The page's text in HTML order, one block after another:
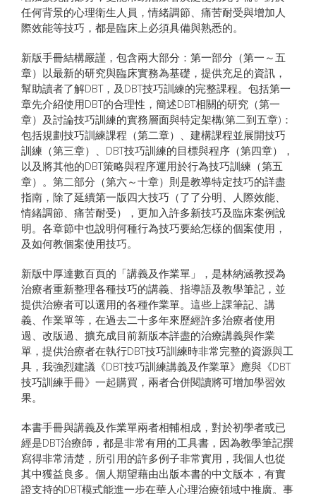
任何背景的心理衛生人員，情緒調節、痛苦耐受與增加人
際效能等技巧，都是臨床上必須具備與熟悉的。
新版手冊結構嚴謹，包含兩大部分：第一部分（第一～五
章）以最新的研究與臨床實務為基礎，提供充足的資訊，
幫助讀者了解DBT，及DBT技巧訓練的完整課程。包括第一
章先介紹使用DBT的合理性，簡述DBT相關的研究（第一
章）及討論技巧訓練的實務層面與特定架構(第二到五章)：
包括規劃技巧訓練課程（第二章）、建構課程並展開技巧
訓練（第三章）、DBT技巧訓練的目標與程序（第四章），
以及將其他的DBT策略與程序運用於行為技巧訓練（第五
章）。第二部分（第六～十章）則是教導特定技巧的詳盡
指南，除了延續第一版四大技巧（了了分明、人際效能、
情緒調節、痛苦耐受），更加入許多新技巧及臨床案例說
明。各章節中也說明何種行為技巧要給怎樣的個案使用，
及如何教個案使用技巧。
新版中厚達數百頁的「講義及作業單」，是林納涵教授為
治療者重新整理各種技巧的講義、指導語及教學筆記，並
提供治療者可以選用的各種作業單。這些上課筆記、講
義、作業單等，在過去二十多年來歷經許多治療者使用
過、改版過、擴充成目前新版本詳盡的治療講義與作業
單，提供治療者在執行DBT技巧訓練時非常完整的資源與工
具，我強烈建議《DBT技巧訓練講義及作業單》應與《DBT
技巧訓練手冊》一起購買，兩者合併閱讀將可增加學習效
果。
本書手冊與講義及作業單兩者相輔相成，對於初學者或已
經是DBT治療師，都是非常有用的工具書，因為教學筆記撰
寫得非常清楚，所引用的許多例子非常實用，我個人也從
其中獲益良多。個人期望藉由出版本書的中文版本，有實
證支持的DBT模式能進一步在華人心理治療領域中推廣。事